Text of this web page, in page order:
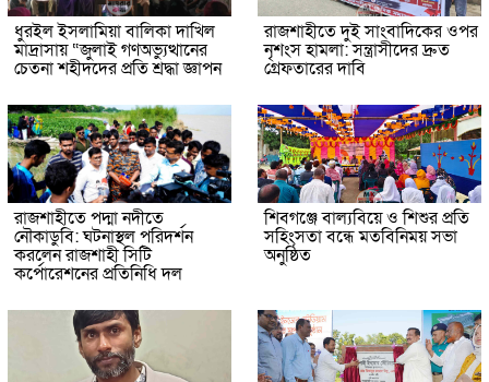
ধুরইল ইসলামিয়া বালিকা দাখিল
মাদ্রাসায় “জুলাই গণঅভ্যুত্থানের
চেতনা শহীদদের প্রতি শ্রদ্ধা জ্ঞাপন
রাজশাহীতে দুই সাংবাদিকের ওপর
নৃশংস হামলা: সন্ত্রাসীদের দ্রুত
গ্রেফতারের দাবি
রাজশাহীতে পদ্মা নদীতে
নৌকাডুবি: ঘটনাস্থল পরিদর্শন
করলেন রাজশাহী সিটি
কর্পোরেশনের প্রতিনিধি দল
শিবগঞ্জে বাল্যবিয়ে ও শিশুর প্রতি
সহিংসতা বন্ধে মতবিনিময় সভা
অনুষ্ঠিত